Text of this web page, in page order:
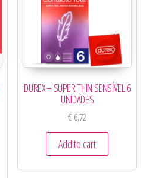
DUREX – SUPER THIN SENSÍVEL 6
UNIDADES
€ 6,72
Add to cart